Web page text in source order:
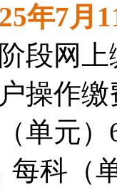
年7月
段网
操作
单元
每科（